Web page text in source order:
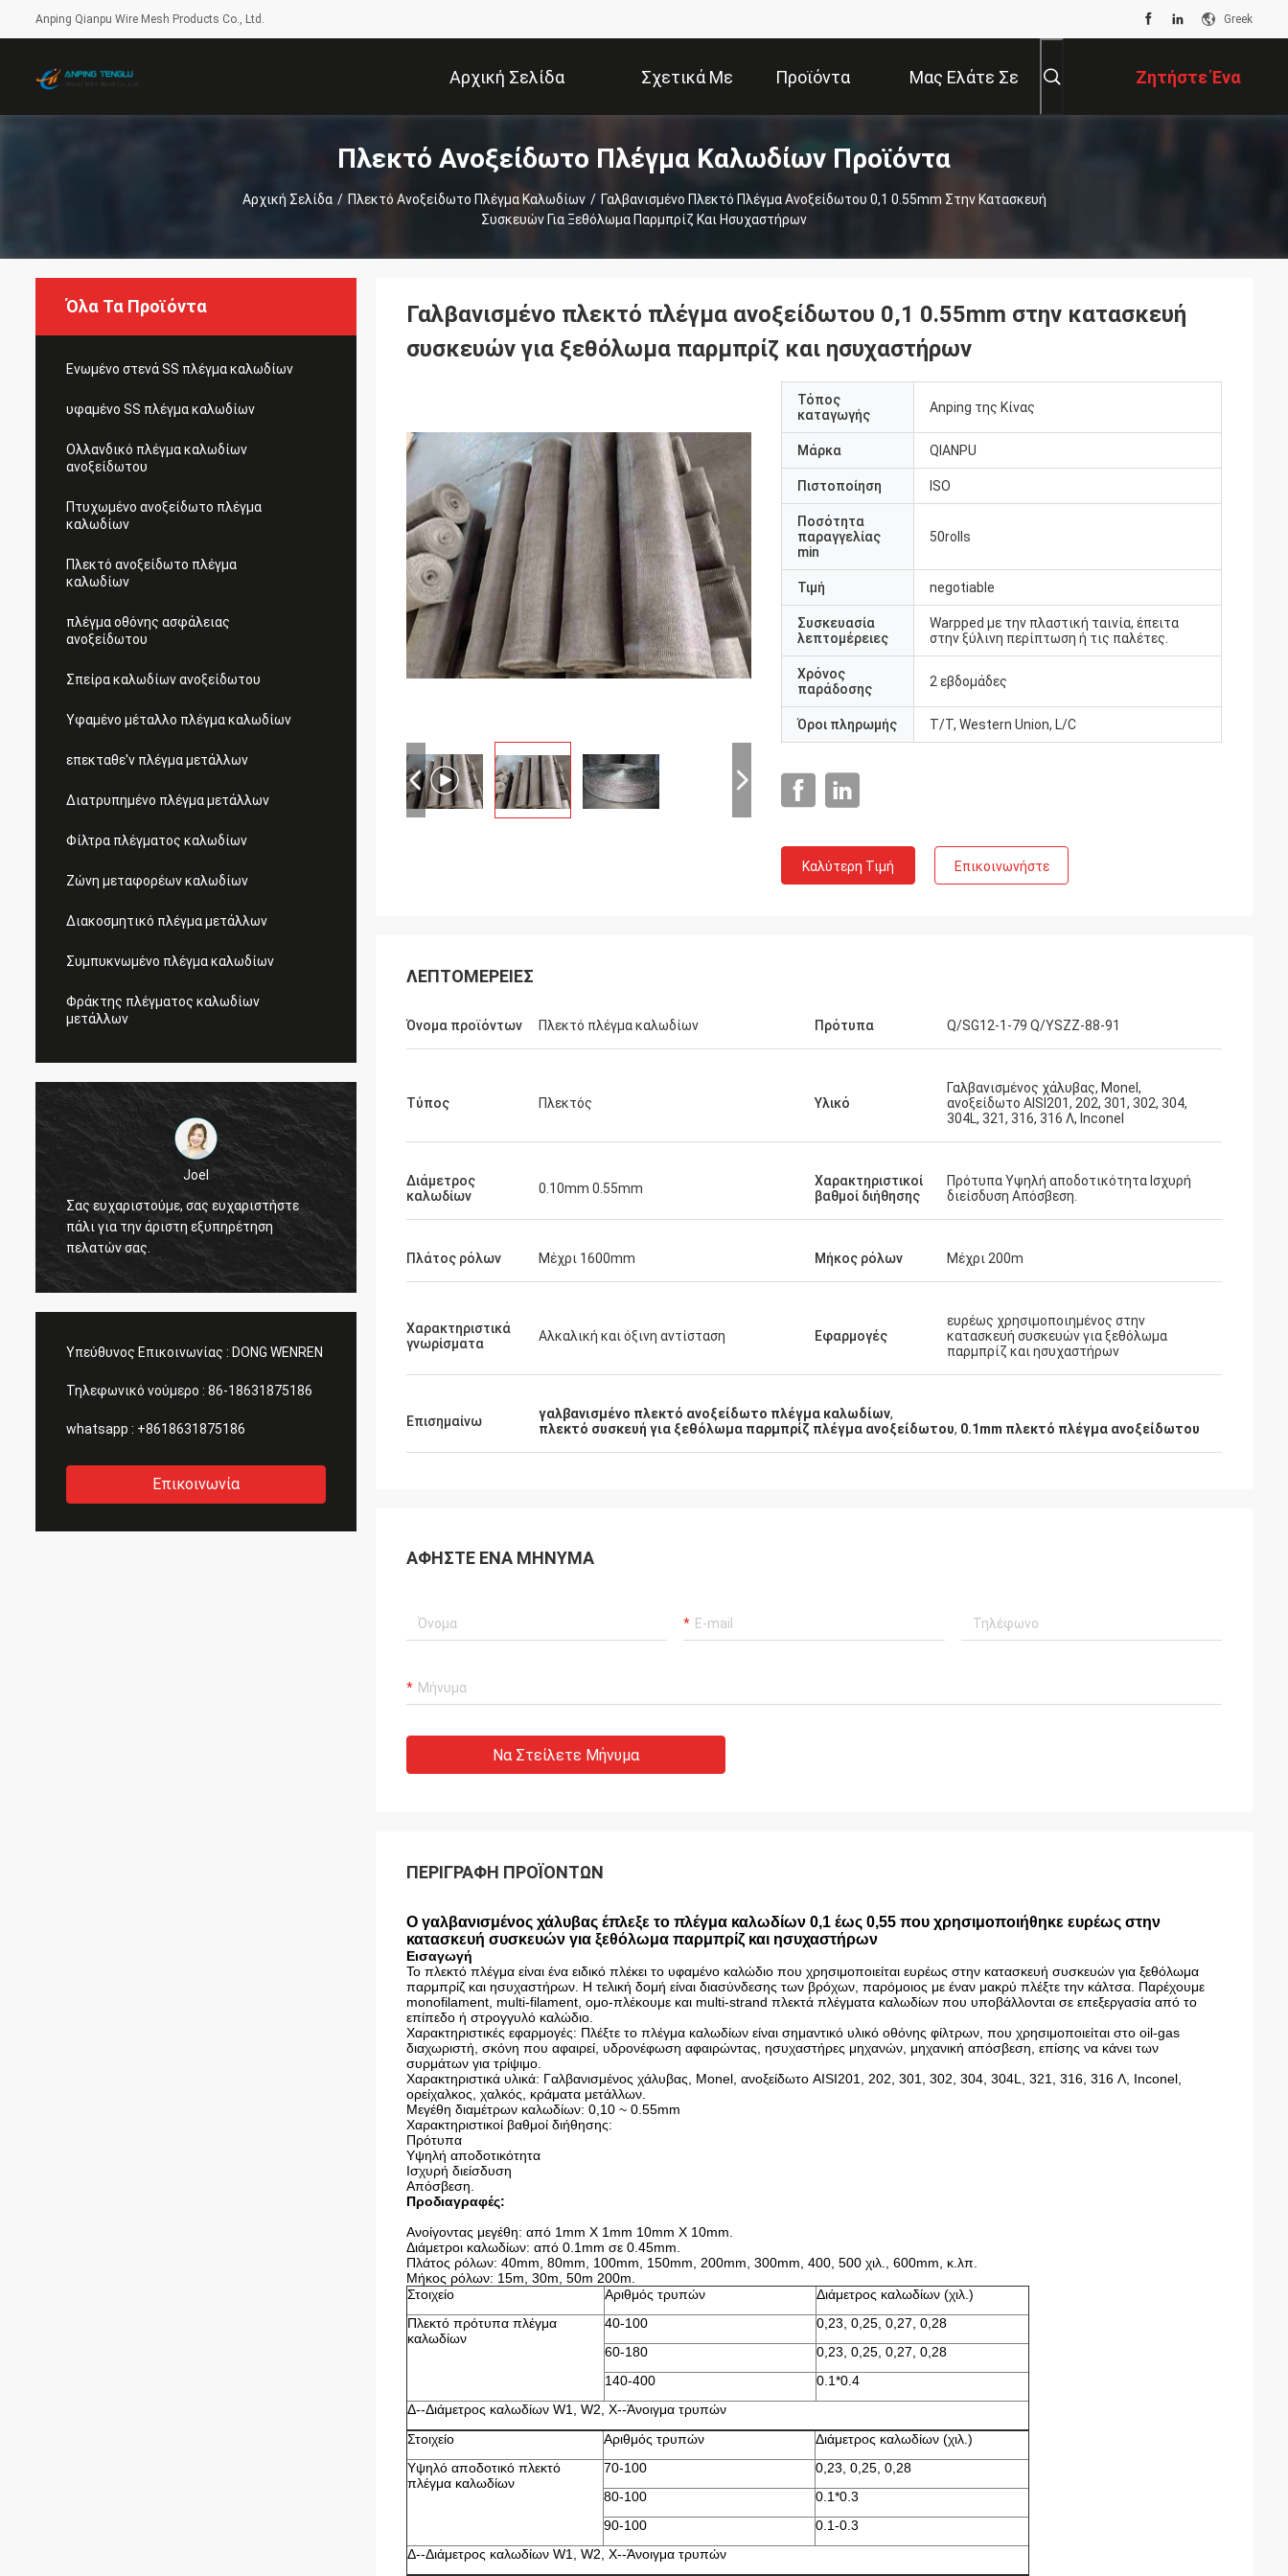
Anping Qianpu Wire Mesh Products Co., Ltd. Greek
Αρχική Σελίδα Σχετικά Με
Εμάς
Προϊόντα Μας Ελάτε Σε
Επαφή Με
Ζητήστε Ένα
Απόσπασμα
Πλεκτό Ανοξείδωτο Πλέγμα Καλωδίων Προϊόντα
Αρχική Σελίδα / Πλεκτό Ανοξείδωτο Πλέγμα Καλωδίων / Γαλβανισμένο Πλεκτό Πλέγμα Ανοξείδωτου 0,1 0.55mm Στην Κατασκευή
Συσκευών Για Ξεθόλωμα Παρμπρίζ Και Ησυχαστήρων
Όλα Τα Προϊόντα
Ενωμένο στενά SS πλέγμα καλωδίων
υφαμένο SS πλέγμα καλωδίων
Ολλανδικό πλέγμα καλωδίων
ανοξείδωτου
Πτυχωμένο ανοξείδωτο πλέγμα
καλωδίων
Πλεκτό ανοξείδωτο πλέγμα
καλωδίων
πλέγμα οθόνης ασφάλειας
ανοξείδωτου
Σπείρα καλωδίων ανοξείδωτου
Υφαμένο μέταλλο πλέγμα καλωδίων
επεκταθε'ν πλέγμα μετάλλων
Διατρυπημένο πλέγμα μετάλλων
Φίλτρα πλέγματος καλωδίων
Ζώνη μεταφορέων καλωδίων
Διακοσμητικό πλέγμα μετάλλων
Συμπυκνωμένο πλέγμα καλωδίων
Φράκτης πλέγματος καλωδίων
μετάλλων
Joel
Σας ευχαριστούμε, σας ευχαριστήστε
πάλι για την άριστη εξυπηρέτηση
πελατών σας.
Σας ευχαριστούμε, σας ευχαριστήστε
Υπεύθυνος Επικοινωνίας : DONG WENREN
Τηλεφωνικό νούμερο : 86-18631875186
whatsapp : +8618631875186
Επικοινωνία
Γαλβανισμένο πλεκτό πλέγμα ανοξείδωτου 0,1 0.55mm στην κατασκευή
συσκευών για ξεθόλωμα παρμπρίζ και ησυχαστήρων
Τόπος
καταγωγής
Anping της Κίνας
Μάρκα QIANPU
Πιστοποίηση ISO
Ποσότητα
παραγγελίας
min
50rolls
Τιμή negotiable
Συσκευασία
λεπτομέρειες
Warpped με την πλαστική ταινία, έπειτα
στην ξύλινη περίπτωση ή τις παλέτες.
Χρόνος
παράδοσης
2 εβδομάδες
Όροι πληρωμής T/T, Western Union, L/C
Καλύτερη Τιμή Επικοινωνήστε
ΛΕΠΤΟΜΈΡΕΙΕΣ
Όνομα προϊόντων Πλεκτό πλέγμα καλωδίων Πρότυπα Q/SG12-1-79 Q/YSZZ-88-91
Τύπος Πλεκτός Υλικό
Γαλβανισμένος χάλυβας, Monel,
ανοξείδωτο AISI201, 202, 301, 302, 304,
304L, 321, 316, 316 Λ, Inconel
Διάμετρος
καλωδίων
0.10mm 0.55mm
Χαρακτηριστικοί
βαθμοί διήθησης
Πρότυπα Υψηλή αποδοτικότητα Ισχυρή
διείσδυση Απόσβεση.
Πλάτος ρόλων Μέχρι 1600mm Μήκος ρόλων Μέχρι 200m
Χαρακτηριστικά
γνωρίσματα
Αλκαλική και όξινη αντίσταση Εφαρμογές
ευρέως χρησιμοποιημένος στην
κατασκευή συσκευών για ξεθόλωμα
παρμπρίζ και ησυχαστήρων
Επισημαίνω γαλβανισμένο πλεκτό ανοξείδωτο πλέγμα καλωδίων,
πλεκτό συσκευή για ξεθόλωμα παρμπρίζ πλέγμα ανοξείδωτου, 0.1mm πλεκτό πλέγμα ανοξείδωτου
ΑΦΉΣΤΕ ΈΝΑ ΜΉΝΥΜΑ
Να Στείλετε Μήνυμα
ΠΕΡΙΓΡΑΦΉ ΠΡΟΪΌΝΤΩΝ
Ο γαλβανισμένος χάλυβας έπλεξε το πλέγμα καλωδίων 0,1 έως 0,55 που χρησιμοποιήθηκε ευρέως στην
κατασκευή συσκευών για ξεθόλωμα παρμπρίζ και ησυχαστήρων
Εισαγωγή
Το πλεκτό πλέγμα είναι ένα ειδικό πλέκει το υφαμένο καλώδιο που χρησιμοποιείται ευρέως στην κατασκευή συσκευών για ξεθόλωμα
παρμπρίζ και ησυχαστήρων. Η τελική δομή είναι διασύνδεσης των βρόχων, παρόμοιος με έναν μακρύ πλέξτε την κάλτσα. Παρέχουμε
monofilament, multi-filament, ομο-πλέκουμε και multi-strand πλεκτά πλέγματα καλωδίων που υποβάλλονται σε επεξεργασία από το
επίπεδο ή στρογγυλό καλώδιο.
Χαρακτηριστικές εφαρμογές: Πλέξτε το πλέγμα καλωδίων είναι σημαντικό υλικό οθόνης φίλτρων, που χρησιμοποιείται στο oil-gas
διαχωριστή, σκόνη που αφαιρεί, υδρονέφωση αφαιρώντας, ησυχαστήρες μηχανών, μηχανική απόσβεση, επίσης να κάνει των
συρμάτων για τρίψιμο.
Χαρακτηριστικά υλικά: Γαλβανισμένος χάλυβας, Monel, ανοξείδωτο AISI201, 202, 301, 302, 304, 304L, 321, 316, 316 Λ, Inconel,
ορείχαλκος, χαλκός, κράματα μετάλλων.
Μεγέθη διαμέτρων καλωδίων: 0,10 ~ 0.55mm
Χαρακτηριστικοί βαθμοί διήθησης:
Πρότυπα
Υψηλή αποδοτικότητα
Ισχυρή διείσδυση
Απόσβεση.
Προδιαγραφές:
Ανοίγοντας μεγέθη: από 1mm X 1mm 10mm X 10mm.
Διάμετροι καλωδίων: από 0.1mm σε 0.45mm.
Πλάτος ρόλων: 40mm, 80mm, 100mm, 150mm, 200mm, 300mm, 400, 500 χιλ., 600mm, κ.λπ.
Μήκος ρόλων: 15m, 30m, 50m 200m.
Στοιχείο
Αριθμός τρυπών
Διάμετρος καλωδίων (χιλ.)
Πλεκτό πρότυπα πλέγμα
καλωδίων
40-100
0,23, 0,25, 0,27, 0,28
60-180
0,23, 0,25, 0,27, 0,28
140-400
0.1*0.4
Δ--Διάμετρος καλωδίων W1, W2, Χ--Άνοιγμα τρυπών
Στοιχείο
Αριθμός τρυπών
Διάμετρος καλωδίων (χιλ.)
Υψηλό αποδοτικό πλεκτό
πλέγμα καλωδίων
70-100
0,23, 0,25, 0,28
80-100
0.1*0.3
90-100
0.1-0.3
Δ--Διάμετρος καλωδίων W1, W2, Χ--Άνοιγμα τρυπών